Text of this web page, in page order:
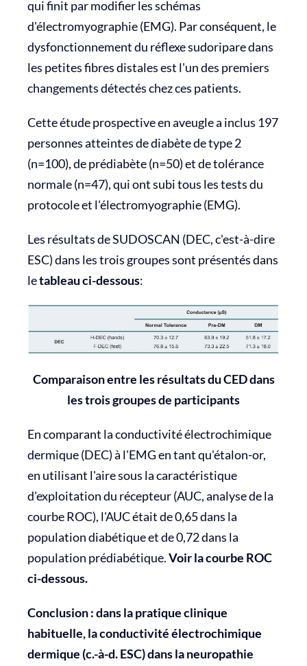
qui finit par modifier les schémas
d'électromyographie (EMG). Par conséquent, le
dysfonctionnement du réflexe sudoripare dans
les petites fibres distales est l'un des premiers
changements détectés chez ces patients.
Cette étude prospective en aveugle a inclus 197
personnes atteintes de diabète de type 2
(n=100), de prédiabète (n=50) et de tolérance
normale (n=47), qui ont subi tous les tests du
protocole et l'électromyographie (EMG).
Les résultats de SUDOSCAN (DEC, c'est-à-dire
ESC) dans les trois groupes sont présentés dans
letableau ci-dessous:
Comparaison entre les résultats du CED dans
les trois groupes de participants
En comparant la conductivité électrochimique
dermique (DEC) à l'EMG en tant qu'étalon-or,
en utilisant l'aire sous la caractéristique
d'exploitation du récepteur (AUC, analyse de la
courbe ROC), l'AUC était de 0,65 dans la
population diabétique et de 0,72 dans la
population prédiabétique.Voir la courbe ROC
ci-dessous.
Conclusion : dans la pratique clinique
habituelle, la conductivité électrochimique
dermique (c.-à-d. ESC) dans la neuropathie